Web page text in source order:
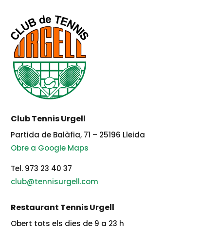
Club Tennis Urgell
Partida de Balàfia, 71 – 25196 Lleida
Obre a Google Maps
Tel. 973 23 40 37
club@tennisurgell.com
Restaurant Tennis Urgell
Obert tots els dies de 9 a 23 h